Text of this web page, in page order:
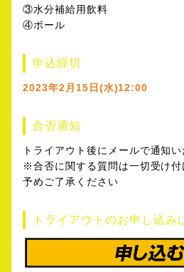
③水分補給用飲料
④ボール
申込締切
2023年2月15日(水)12:00
合否通知
トライアウト後にメールで通知い
※合否に関する質問は一切受け付
予めご了承ください
トライアウトのお申し込み